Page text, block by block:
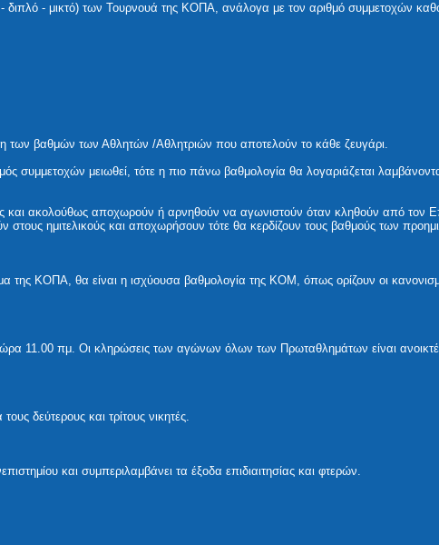
- μικτό) των Τουρνουά της ΚΟΠΑ, ανάλογα με τον αριθμό συμμετοχών
των βαθμών των Αθλητών /Αθλητριών που αποτελούν το κάθε ζευγάρι.
συμμετοχών μειωθεί, τότε η πιο πάνω βαθμολογία θα λογαριάζεται
και ακολούθως αποχωρούν ή αρνηθούν να αγωνιστούν όταν κληθούν από τον
ημιτελικούς και αποχωρήσουν τότε θα κερδίζουν τους βαθμούς των
της ΚΟΠΑ, θα είναι η ισχύουσα βαθμολογία της ΚΟΜ, όπως ορίζουν οι
11.00 πμ. Οι κληρώσεις των αγώνων όλων των Πρωταθλημάτων είναι
δεύτερους και τρίτους νικητές.
και συμπεριλαμβάνει τα έξοδα επιδιαιτησίας και φτερών.